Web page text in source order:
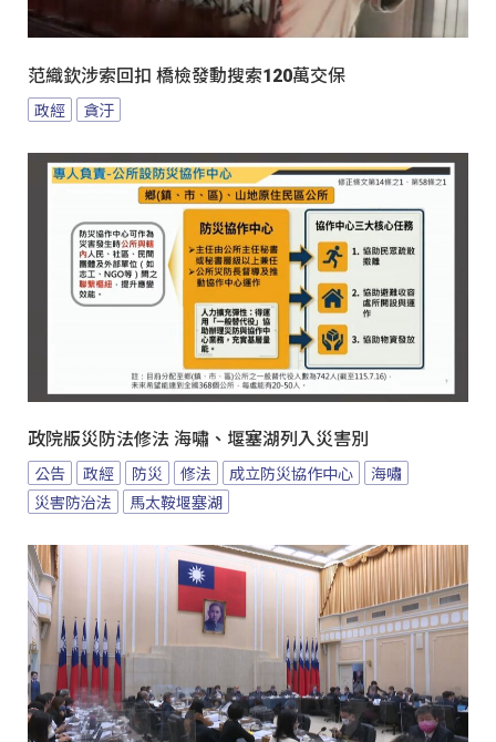
范織欽涉索回扣 橋檢發動搜索120萬交保
政經 貪汙
政院版災防法修法 海嘯、堰塞湖列入災害別
公告 政經 防災 修法 成立防災協作中心
海嘯
災害防治法
馬太鞍堰塞湖